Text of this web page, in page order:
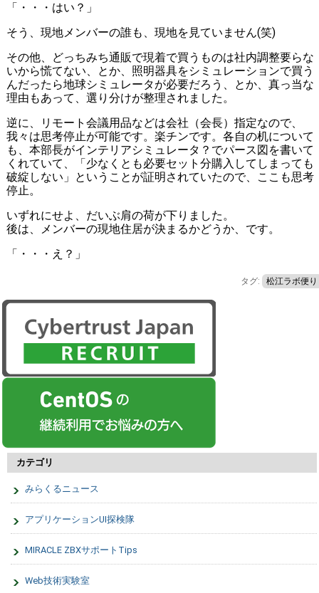
「・・・はい？」
そう、現地メンバーの誰も、現地を見ていません(笑)
その他、どっちみち通販で現着で買うものは社内調整要らな
いから慌てない、とか、照明器具をシミュレーションで買う
んだったら地球シミュレータが必要だろう、とか、真っ当な
理由もあって、選り分けが整理されました。
逆に、リモート会議用品などは会社（会長）指定なので、
我々は思考停止が可能です。楽チンです。各自の机について
も、本部長がインテリアシミュレータ？でパース図を書いて
くれていて、「少なくとも必要セット分購入してしまっても
破綻しない」ということが証明されていたので、ここも思考
停止。
いずれにせよ、だいぶ肩の荷が下りました。
後は、メンバーの現地住居が決まるかどうか、です。
「・・・え？」
タグ: 松江ラボ便り
カテゴリ
みらくるニュース
アプリケーションUI探検隊
MIRACLE ZBXサポートTips
Web技術実験室